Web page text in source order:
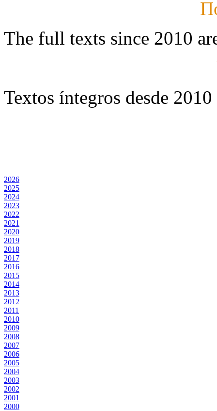
The full texts since 2010
Textos íntegros desde
2026
2025
2024
2023
2022
2021
2020
2019
2018
2017
2016
2015
2014
2013
2012
2011
2010
2009
2008
2007
2006
2005
2004
2003
2002
2001
2000